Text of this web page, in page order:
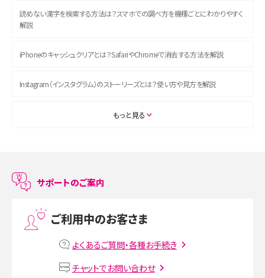
読めない漢字を検索する方法は？スマホでの調べ方を機種ごとにわかりやすく
解説
iPhoneのキャッシュクリアとは？SafariやChromeで消去する方法を解説
Instagram（インスタグラム）のストーリーズとは？使い方や見方を解説
ASMRとは？初心者向けの代表ジャンルや楽しみ方を解説
LINEで友だちを削除する方法は？方法ごとの影響や復活・復元する方法も解説
MNOとは？MVNOやMVNEとの違いやメリット・デメリットを解説
VPN接続とは？仕組みや必要性、メリット・デメリット、接続方法を解説
もっと見る
サポートのご案内
ご利用中のお客さま
よくあるご質問・各種お手続き
チャットでお問い合わせ